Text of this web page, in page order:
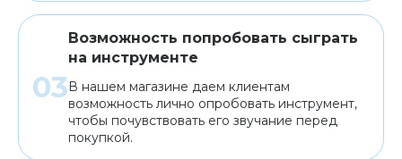
Возможность попробовать сыграть
на инструменте
В нашем магазине даем клиентам
возможность лично опробовать инструмент,
чтобы почувствовать его звучание перед
покупкой.